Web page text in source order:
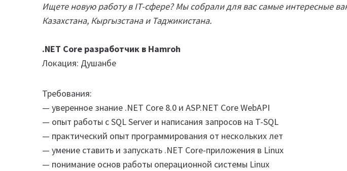
Ищете новую работу в IT-сфере? Мы собрали для вас самые интересные
Казахстана, Кыргызстана и Таджикистана.
.NET Core разработчик в Hamroh
Локация: Душанбе
Требования:
— уверенное знание .NET Core 8.0 и ASP.NET Core WebAPI
— опыт работы с SQL Server и написания запросов на T-SQL
— практический опыт программирования от нескольких лет
— умение ставить и запускать .NET Core-приложения в Linux
— понимание основ работы операционной системы Linux